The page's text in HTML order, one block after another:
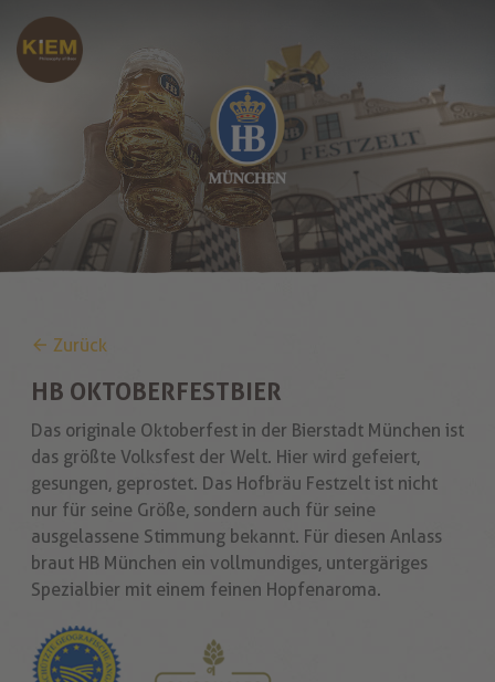
Zurück
HB OKTOBERFESTBIER
Das originale Oktoberfest in der Bierstadt München ist
das größte Volksfest der Welt. Hier wird gefeiert,
gesungen, geprostet. Das Hofbräu Festzelt ist nicht
nur für seine Größe, sondern auch für seine
ausgelassene Stimmung bekannt. Für diesen Anlass
braut HB München ein vollmundiges, untergäriges
Spezialbier mit einem feinen Hopfenaroma.